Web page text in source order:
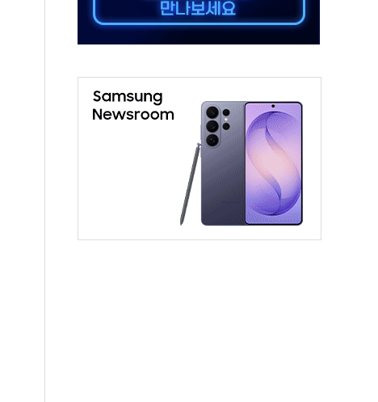
의에 "수용할 수 없다" 반박